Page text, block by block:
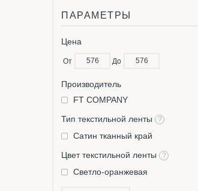
ПАРАМЕТРЫ
Цена
От До
Производитель
FT COMPANY
Тип текстильной ленты
?
Сатин тканный край
Цвет текстильной ленты
?
Светло-оранжевая